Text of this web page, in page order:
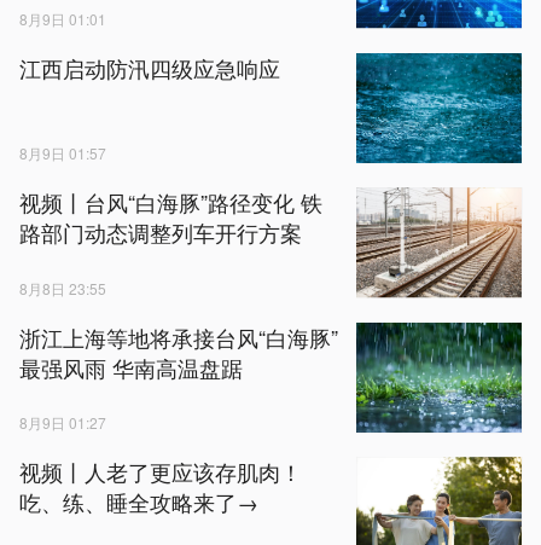
8月9日 01:01
江西启动防汛四级应急响应
8月9日 01:57
视频丨台风“白海豚”路径变化 铁
路部门动态调整列车开行方案
8月8日 23:55
浙江上海等地将承接台风“白海豚”
最强风雨 华南高温盘踞
8月9日 01:27
视频丨人老了更应该存肌肉！
吃、练、睡全攻略来了→